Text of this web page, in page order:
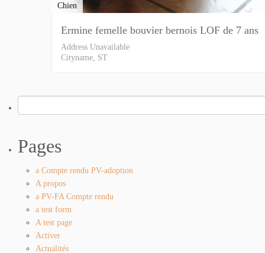
Chien
Ermine femelle bouvier bernois LOF de 7 ans
Address Unavailable
Cityname, ST
Pages
a Compte rendu PV-adoption
A propos
a PV-FA Compte rendu
a test form
A test page
Activer
Actualités